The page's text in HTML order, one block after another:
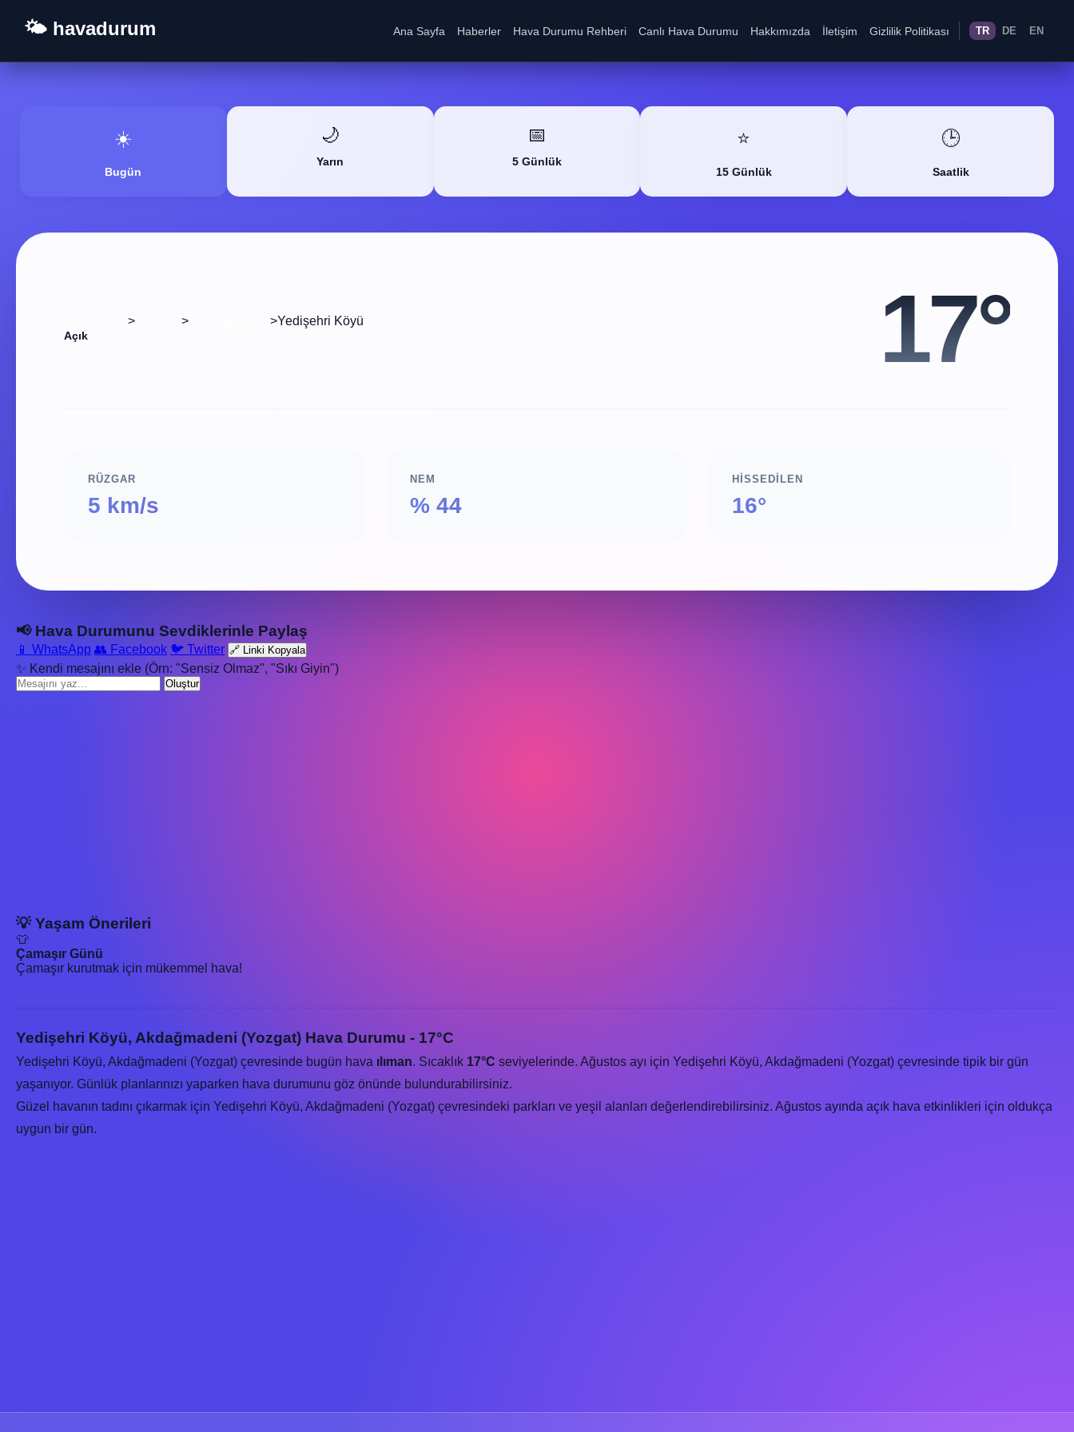
🌤️ havadurum Ana Sayfa Haberler Hava Durumu Rehberi Canlı Hava Durumu Hakkımızda İletişim Gizlilik Politikası TR DE EN
☀️
Bugün
🌙
Yarın
📅
5 Günlük
⭐
15 Günlük
🕒
Saatlik
> > >Yedişehri Köyü
Açık 17°
RÜZGAR
5 km/s
NEM
% 44
HISSEDILEN
16°
📢 Hava Durumunu Sevdiklerinle Paylaş
📱 WhatsApp 👥 Facebook 🐦 Twitter 🔗 Linki Kopyala
✨ Kendi mesajını ekle (Örn: "Sensiz Olmaz", "Sıkı Giyin")
Oluştur
💡 Yaşam Önerileri
👕
Çamaşır Günü
Çamaşır kurutmak için mükemmel hava!
Yedişehri Köyü, Akdağmadeni (Yozgat) Hava Durumu - 17°C
Yedişehri Köyü, Akdağmadeni (Yozgat) çevresinde bugün hava ılıman. Sıcaklık 17°C seviyelerinde. Ağustos ayı için Yedişehri Köyü, Akdağmadeni (Yozgat) çevresinde tipik bir gün
yaşanıyor. Günlük planlarınızı yaparken hava durumunu göz önünde bulundurabilirsiniz.
Güzel havanın tadını çıkarmak için Yedişehri Köyü, Akdağmadeni (Yozgat) çevresindeki parkları ve yeşil alanları değerlendirebilirsiniz. Ağustos ayında açık hava etkinlikleri için oldukça
uygun bir gün.